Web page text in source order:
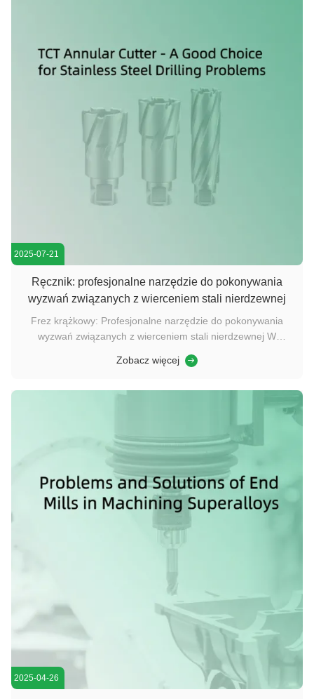
2025-07-21
Ręcznik: profesjonalne narzędzie do pokonywania
wyzwań związanych z wierceniem stali nierdzewnej
Frez krążkowy: Profesjonalne narzędzie do pokonywania
wyzwań związanych z wierceniem stali nierdzewnej W
kluczowym materiałem w produkcji ze względu na doskonałą
Zobacz więcej
2025-04-26